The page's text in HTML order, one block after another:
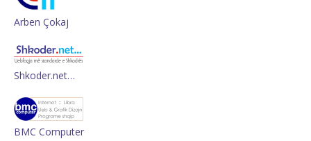
Arben Çokaj
Shkoder.net…
BMC Computer